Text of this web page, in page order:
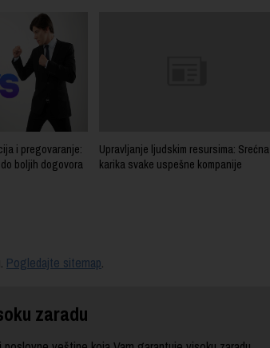
i pregovaranje:
boljih dogovora
Upravljanje ljudskim resursima: Srećna
karika svake uspešne kompanije
Pogledajte sitemap.
zaradu